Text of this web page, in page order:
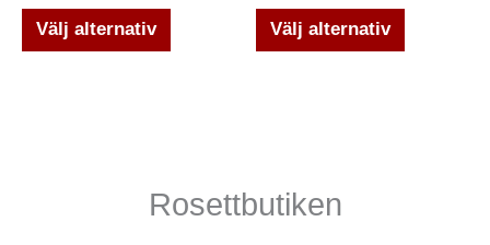
Välj alternativ
varianter.
väljas
Välj alternativ
varianter.
Rosettbutiken